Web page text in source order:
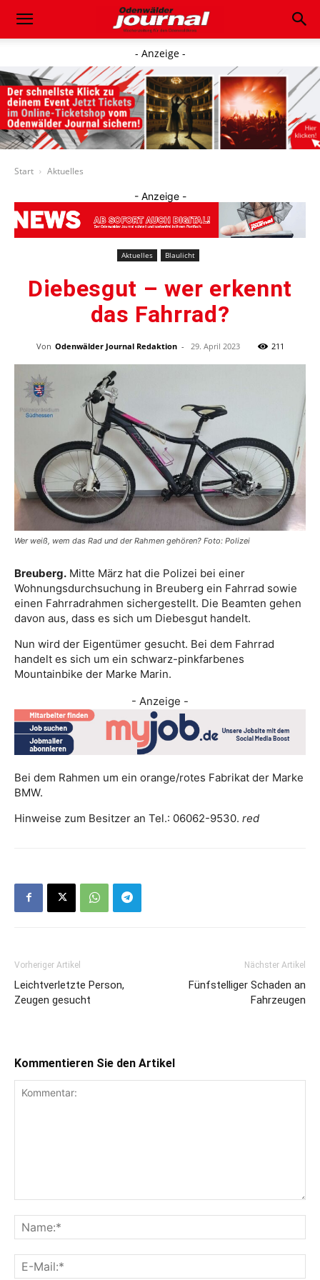
- Anzeige -
Start Aktuelles
- Anzeige -
Aktuelles Blaulicht
Diebesgut – wer erkennt
das Fahrrad?
Von Odenwälder Journal Redaktion - 29. April 2023 211
Wer weiß, wem das Rad und der Rahmen gehören? Foto: Polizei
Breuberg. Mitte März hat die Polizei bei einer
Wohnungsdurchsuchung in Breuberg ein Fahrrad sowie
einen Fahrradrahmen sichergestellt. Die Beamten gehen
davon aus, dass es sich um Diebesgut handelt.
Nun wird der Eigentümer gesucht. Bei dem Fahrrad
handelt es sich um ein schwarz-pinkfarbenes
Mountainbike der Marke Marin.
- Anzeige -
Bei dem Rahmen um ein orange/rotes Fabrikat der Marke
BMW.
Hinweise zum Besitzer an Tel.: 06062-9530. red
Vorheriger Artikel
Leichtverletzte Person,
Zeugen gesucht
Nächster Artikel
Fünfstelliger Schaden an
Fahrzeugen
Kommentieren Sie den Artikel